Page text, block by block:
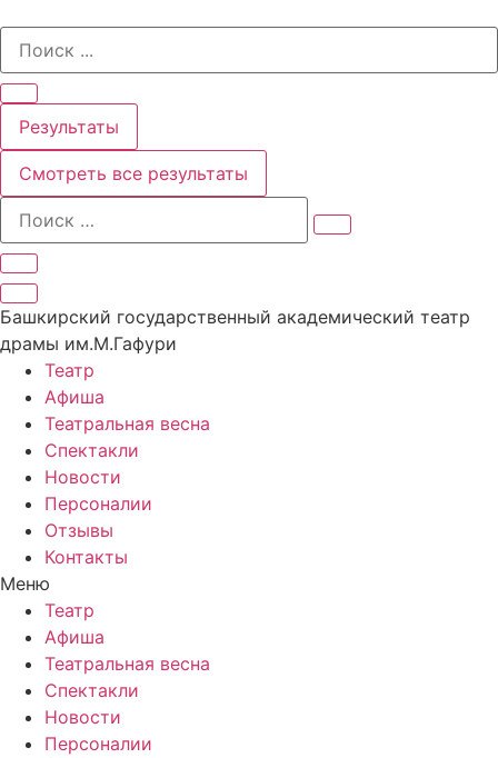
содержимому
Search
Результаты
Смотреть все результаты
Башкирский государственный академический театр
драмы им.М.Гафури
Театр
Афиша
Театральная весна
Спектакли
Новости
Персоналии
Отзывы
Контакты
Меню
Театр
Афиша
Театральная весна
Спектакли
Новости
Персоналии